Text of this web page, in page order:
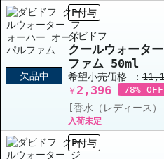
欠品中
P付与
ダビドフ
クールウォーター フォ
ファム 50ml
希望小売価格 ：
￥ 2,396 78% OFF
[香水（レディース
入荷未定
P付与